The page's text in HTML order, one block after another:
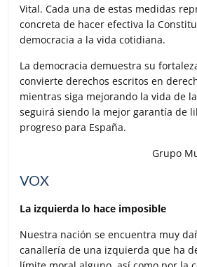
Vital. Cada una de estas medidas
concreta de hacer efectiva la
democracia a la vida cotidiana.
La democracia demuestra su
convierte derechos escritos en
mientras siga mejorando la vida de
seguirá siendo la mejor garantía de
progreso para España.
Grupo
VOX
La izquierda lo hace imposible
Nuestra nación se encuentra muy
canallería de una izquierda que ha